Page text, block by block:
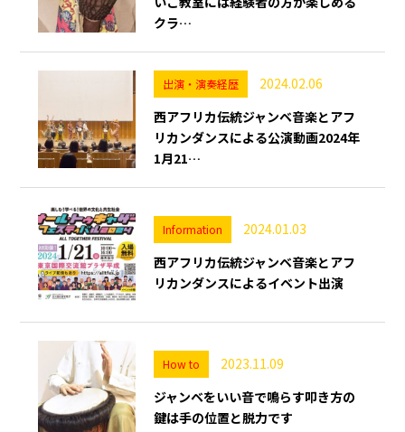
クラ…
出演・演奏経歴
2024.02.06
西アフリカ伝統ジャンベ音楽とアフ
リカンダンスによる公演動画2024年
1月21…
Information
2024.01.03
西アフリカ伝統ジャンベ音楽とアフ
リカンダンスによるイベント出演
How to
2023.11.09
ジャンベをいい音で鳴らす叩き方の
鍵は手の位置と脱力です